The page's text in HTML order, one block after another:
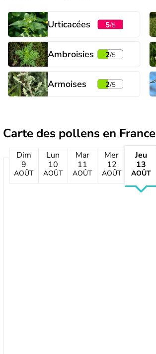
Urticacées 5/5
Ambroisies 2/5
Armoises 2/5
Carte des pollens en France
Dim
9
AOÛT
Lun
10
AOÛT
Mar
11
AOÛT
Mer
12
AOÛT
Jeu
13
AOÛT